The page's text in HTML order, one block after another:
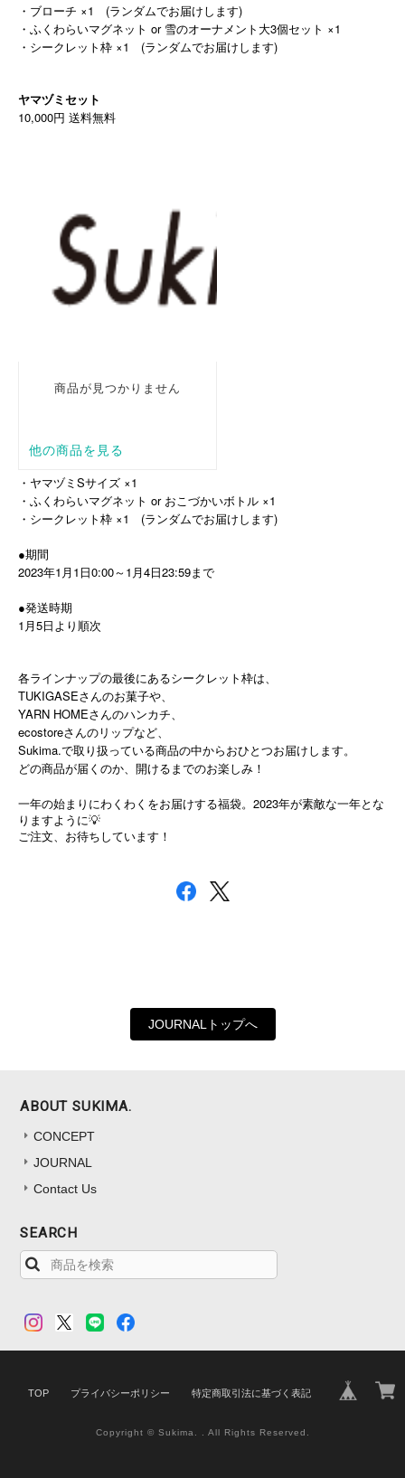
・ブローチ ×1 (ランダムでお届けします)
・ふくわらいマグネット or 雪のオーナメント大3個セット ×1
・シークレット枠 ×1 (ランダムでお届けします)
ヤマヅミセット
10,000円 送料無料
・ヤマヅミSサイズ ×1
・ふくわらいマグネット or おこづかいボトル ×1
・シークレット枠 ×1 (ランダムでお届けします)
●期間
2023年1月1日0:00～1月4日23:59まで
●発送時期
1月5日より順次
各ラインナップの最後にあるシークレット枠は、
TUKIGASEさんのお菓子や、
YARN HOMEさんのハンカチ、
ecostoreさんのリップなど、
Sukima.で取り扱っている商品の中からおひとつお届けします。
どの商品が届くのか、開けるまでのお楽しみ！
一年の始まりにわくわくをお届けする福袋。 2023年が素敵な一年とな
りますように💡
ご注文、お待ちしています！
JOURNALトップへ
ABOUT SUKIMA.
CONCEPT
JOURNAL
Contact Us
SEARCH
TOP プライバシーポリシー 特定商取引法に基づく表記
Copyright © Sukima. . All Rights Reserved.